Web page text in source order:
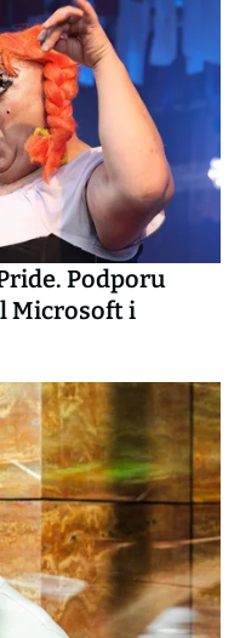
Podporu
Microsoft i